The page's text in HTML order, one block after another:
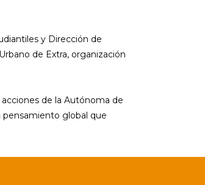
y Dirección de
de Extra, organización
de la Autónoma de
pensamiento global que